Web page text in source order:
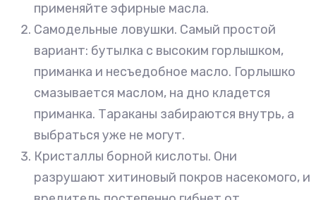
применяйте эфирные масла.
Самодельные ловушки. Самый простой
вариант: бутылка с высоким горлышком,
приманка и несъедобное масло. Горлышко
смазывается маслом, на дно кладется
приманка. Тараканы забираются внутрь, а
выбраться уже не могут.
Кристаллы борной кислоты. Они
разрушают хитиновый покров насекомого, и